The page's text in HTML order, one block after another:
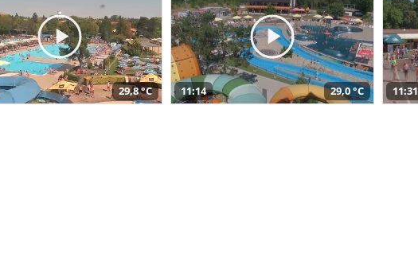
29,8 °C 11:14 29,0 °C 11:31